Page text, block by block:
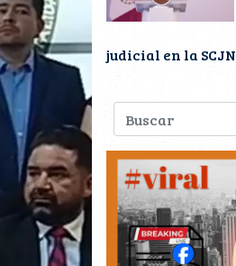
judicial en la SCJN